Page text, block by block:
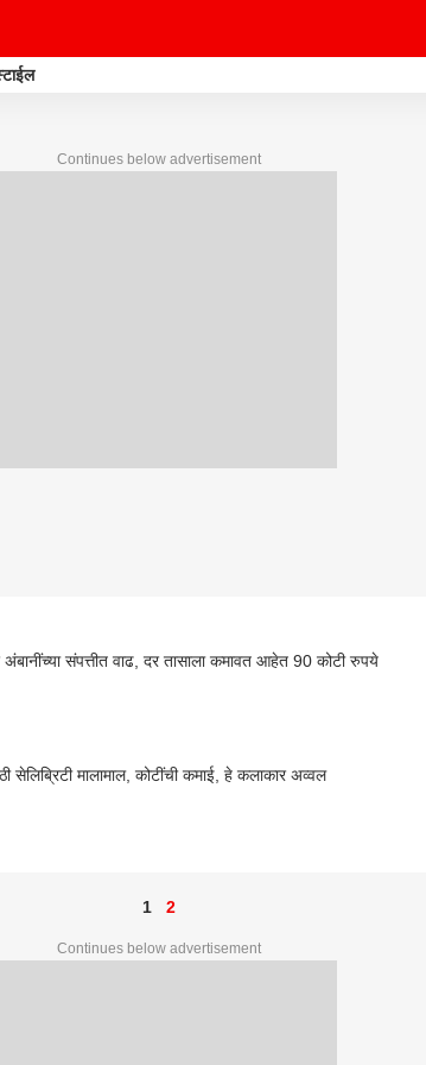
Continues below advertisement
संपत्तीत वाढ, दर तासाला कमावत आहेत 90 कोटी रुपये
सेलिब्रिटी मालामाल, कोटींची कमाई, हे कलाकार अव्वल
1 2
Continues below advertisement